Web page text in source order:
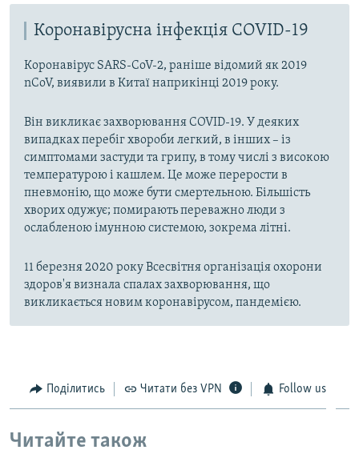
Коронавірусна інфекція COVID-19
Коронавірус SARS-CoV-2, раніше відомий як 2019
nCoV, виявили в Китаї наприкінці 2019 року.
Він викликає захворювання COVID-19. У деяких
випадках перебіг хвороби легкий, в інших – із
симптомами застуди та грипу, в тому числі з високою
температурою і кашлем. Це може перерости в
пневмонію, що може бути смертельною. Більшість
хворих одужує; помирають переважно люди з
ослабленою імунною системою, зокрема літні.
11 березня 2020 року Всесвітня організація охорони
здоров'я визнала спалах захворювання, що
викликається новим коронавірусом, пандемією.
Поділитись Читати без VPN Follow us
Читайте також